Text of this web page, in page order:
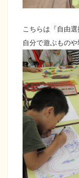
こちらは『自由選
自分で遊ぶもの